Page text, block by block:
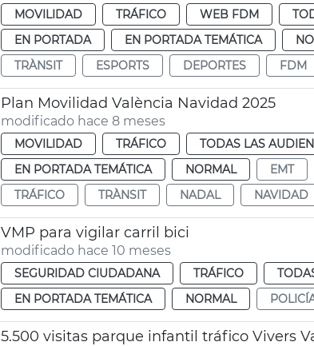
MOVILIDAD TRÁFICO WEB FDM
EN PORTADA
EN PORTADA TEMÁTICA
TRÀNSIT
ESPORTS DEPORTES FDM
Plan Movilidad València Navidad 2025
modificado hace 8 meses
MOVILIDAD TRÁFICO TODAS LAS
EN PORTADA TEMÁTICA
NORMAL EMT
TRÁFICO
TRÀNSIT NADAL NAVIDAD
VMP para vigilar carril bici
modificado hace 10 meses
SEGURIDAD CIUDADANA TRÁFICO
EN PORTADA TEMÁTICA
NORMAL
5.500 visitas parque infantil tráfico Vivers